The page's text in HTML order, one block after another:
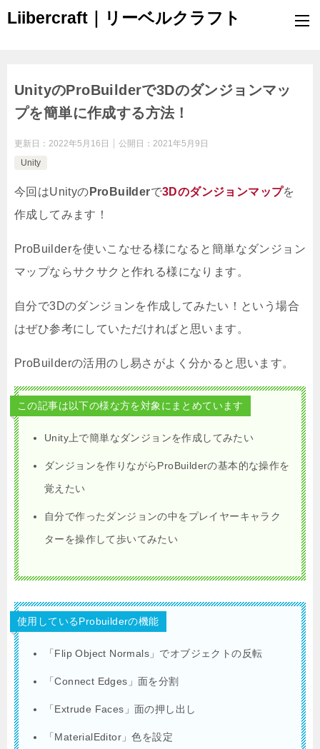
Liibercraft｜リーベルクラフト
UnityのProBuilderで3Dのダンジョンマッ
プを簡単に作成する方法！
更新日： 2022年5月16日 公開日： 2021年5月9日
Unity
今回はUnityの ProBuilderで3Dのダンジョンマップを
作成してみます！
ProBuilderを使いこなせる様になると簡単なダンジョン
マップならサクサクと作れる様になります。
自分で3Dのダンジョンを作成してみたい！という場合
はぜひ参考にしていただければと思います。
ProBuilderの活用のし易さがよく分かると思います。
この記事は以下の様な方を対象にまとめています
Unity上で簡単なダンジョンを作成してみたい
ダンジョンを作りながらProBuilderの基本的な操作を
覚えたい
自分で作ったダンジョンの中をプレイヤーキャラク
ターを操作して歩いてみたい
使用しているProbuilderの機能
「Flip Object Normals」でオブジェクトの反転
「Connect Edges」面を分割
「Extrude Faces」面の押し出し
「MaterialEditor」色を設定